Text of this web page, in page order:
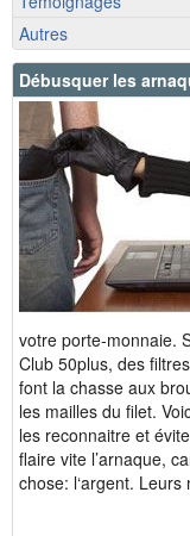
Autres
Débusquer les
votre porte-monnaie.
Club 50plus, des
font la chasse aux
les mailles du filet.
les reconnaitre et
flaire vite l’arnaque,
chose: l‘argent.